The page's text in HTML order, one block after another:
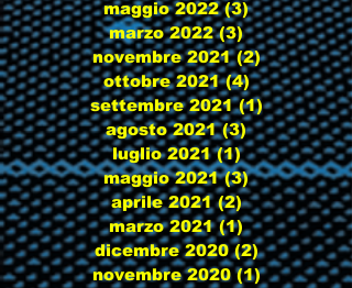
maggio 2022 (3)3 post
marzo 2022 (3)3 post
novembre 2021 (2)2 post
ottobre 2021 (4)4 post
settembre 2021 (1)1 post
agosto 2021 (3)3 post
luglio 2021 (1)1 post
maggio 2021 (3)3 post
aprile 2021 (2)2 post
marzo 2021 (1)1 post
dicembre 2020 (2)2 post
novembre 2020 (1)1 post